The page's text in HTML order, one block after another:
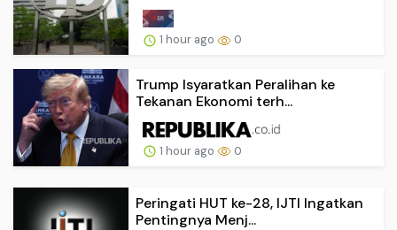
1 hour ago 0
Trump Isyaratkan Peralihan ke
Tekanan Ekonomi terh...
1 hour ago 0
Peringati HUT ke-28, IJTI Ingatkan
Pentingnya Menj...